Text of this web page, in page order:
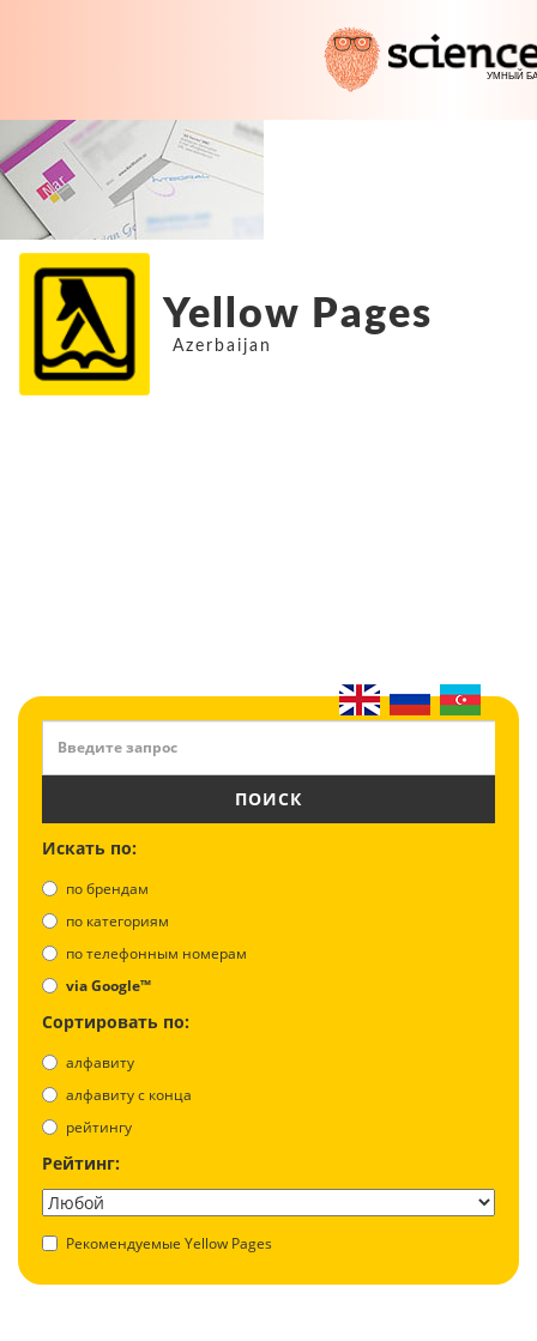
Yellow Pages
Azerbaijan
ПОИСК
Искать по:
по брендам
по категориям
по телефонным номерам
via Google™
Сортировать по:
алфавиту
aлфавиту с конца
рейтингу
Рейтинг:
Рекомендуемые Yellow Pages